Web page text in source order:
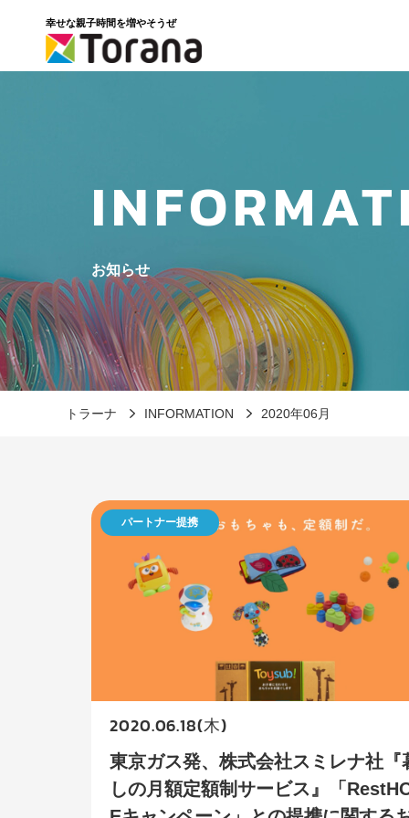
幸せな親子時間を増やそうぜ
お知らせ
トラーナ INFORMATION 2020年06月
パートナー提携
2020.06.18(木)
東京ガス発、株式会社スミレナ社『
しの月額定額制サービス』「